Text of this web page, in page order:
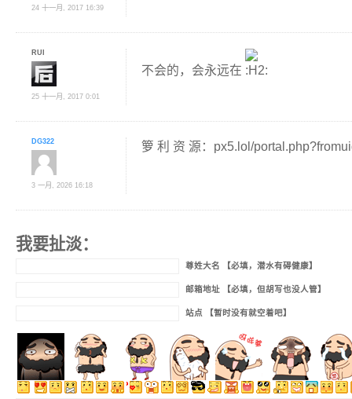
24 十一月, 2017 16:39
RUI
25 十一月, 2017 0:01
不会的，会永远在
DG322
3 一月, 2026 16:18
箩 利 资 源：px5.lol/
我要扯淡：
尊姓大名 【必填，潜水有碍健康】
邮箱地址 【必填，但胡写也没人管】
站点 【暂时没有就空着吧】